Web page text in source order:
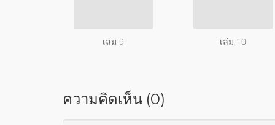
เล่ม 9 เล่ม 10
ความคิดเห็น (0)